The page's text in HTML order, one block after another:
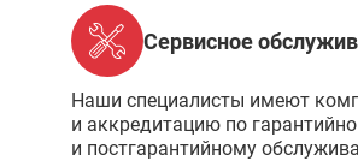
Сервисное
Наши специалисты имеют
и аккредитацию по
и постгарантийному